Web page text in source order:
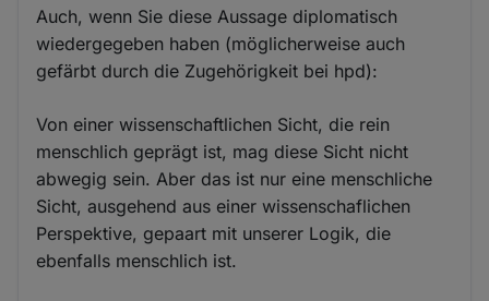
Auch, wenn Sie diese Aussage diplomatisch
wiedergegeben haben (möglicherweise auch
gefärbt durch die Zugehörigkeit bei hpd):
Von einer wissenschaftlichen Sicht, die rein
menschlich geprägt ist, mag diese Sicht nicht
abwegig sein. Aber das ist nur eine menschliche
Sicht, ausgehend aus einer wissenschaflichen
Perspektive, gepaart mit unserer Logik, die
ebenfalls menschlich ist.